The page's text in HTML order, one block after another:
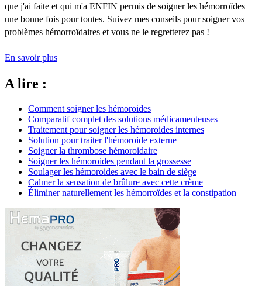
que j'ai faite et qui m'a ENFIN permis de soigner les hémorroïdes
une bonne fois pour toutes. Suivez mes conseils pour soigner vos
problèmes hémorroïdaires et vous ne le regretterez pas !
En savoir plus
A lire :
Comment soigner les hémoroides
Comparatif complet des solutions médicamenteuses
Traitement pour soigner les hémoroides internes
Solution pour traiter l'hémoroide externe
Soigner la thrombose hémoroidaire
Soigner les hémoroides pendant la grossesse
Soulager les hémoroides avec le bain de siège
Calmer la sensation de brûlure avec cette crème
Éliminer naturellement les hémorroïdes et la constipation